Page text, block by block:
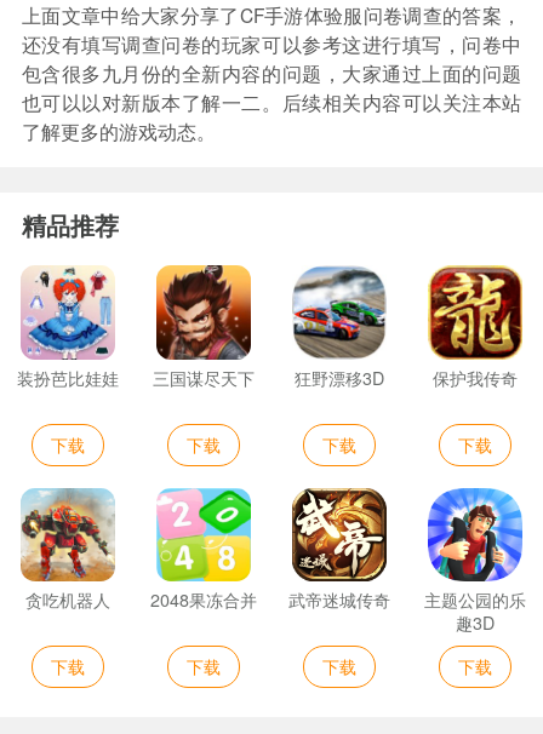
上面文章中给大家分享了CF手游体验服问卷调查的答案，
还没有填写调查问卷的玩家可以参考这进行填写，问卷中
包含很多九月份的全新内容的问题，大家通过上面的问题
也可以以对新版本了解一二。后续相关内容可以关注本站
了解更多的游戏动态。
精品推荐
装扮芭比娃娃
下载
三国谋尽天下
下载
狂野漂移3D
下载
保护我传奇
下载
贪吃机器人
下载
2048果冻合并
下载
武帝迷城传奇
下载
主题公园的乐
趣3D
下载